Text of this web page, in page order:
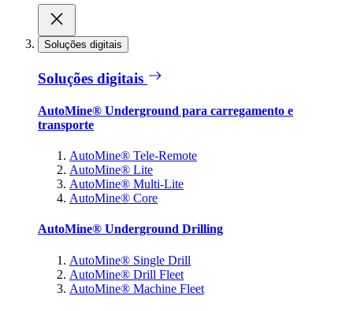
Soluções digitais
Soluções digitais
AutoMine® Underground para carregamento e
transporte
AutoMine® Tele-Remote
AutoMine® Lite
AutoMine® Multi-Lite
AutoMine® Core
AutoMine® Underground Drilling
AutoMine® Single Drill
AutoMine® Drill Fleet
AutoMine® Machine Fleet